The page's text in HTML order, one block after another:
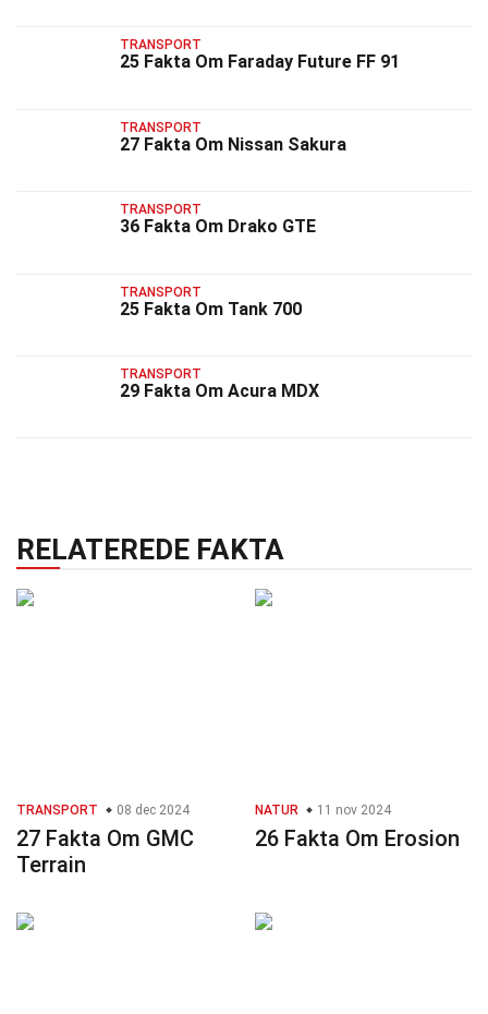
TRANSPORT
25 Fakta Om Faraday Future FF 91
TRANSPORT
27 Fakta Om Nissan Sakura
TRANSPORT
36 Fakta Om Drako GTE
TRANSPORT
25 Fakta Om Tank 700
TRANSPORT
29 Fakta Om Acura MDX
RELATEREDE FAKTA
TRANSPORT 08 dec 2024
27 Fakta Om GMC
Terrain
NATUR 11 nov 2024
26 Fakta Om Erosion